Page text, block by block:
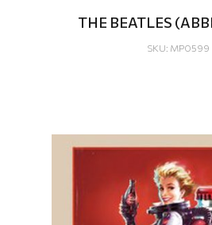
THE BEATLES
SKU: MP0599